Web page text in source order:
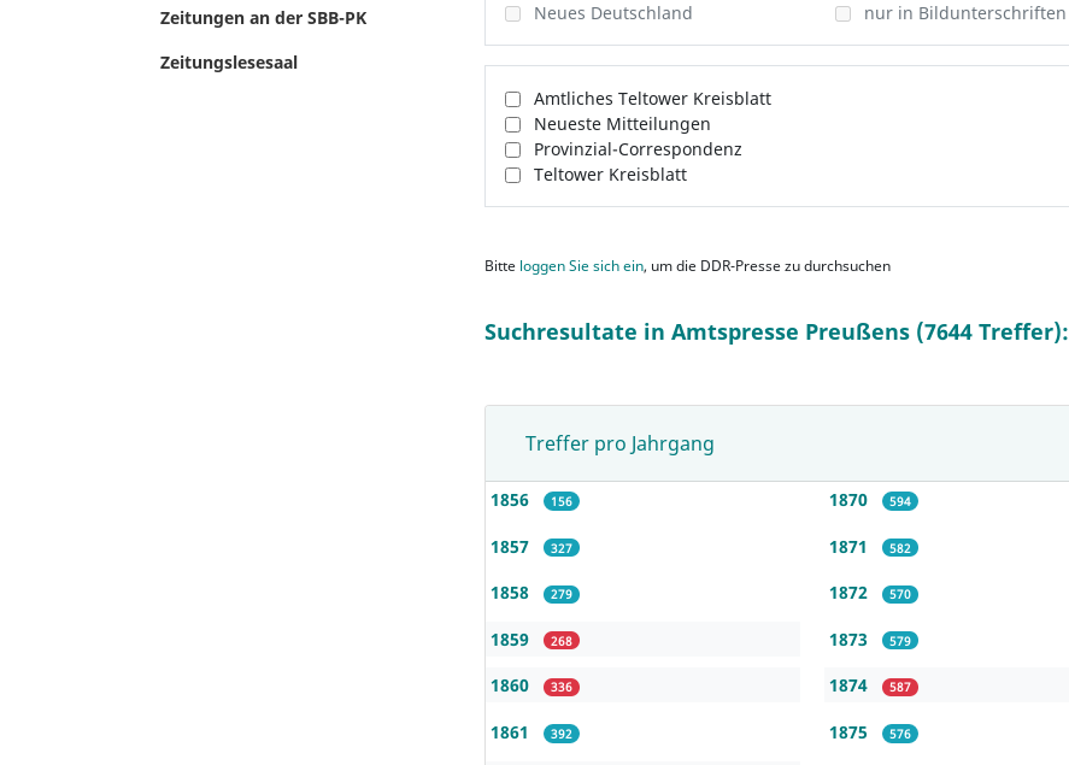
Zeitungen an der SBB-PK
Zeitungslesesaal
Neues Deutschland
nur in Bildunterschriften
Amtliches Teltower Kreisblatt
Neueste Mitteilungen
Provinzial-Correspondenz
Teltower Kreisblatt
Bitte loggen Sie sich ein, um die DDR-Presse zu durchsuchen
Suchresultate in Amtspresse Preußens (7644 Treffer):
Treffer pro Jahrgang
1856 156
1857 327
1858 279
1859 268
1860 336
1861 392
1870 594
1871 582
1872 570
1873 579
1874 587
1875 576